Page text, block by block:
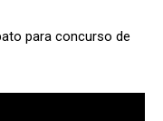
para concurso de